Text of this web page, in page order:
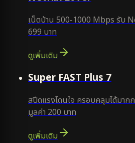
เน็ตบ้าน 500-1000 Mbps รับ
699 บาท
ดูเพิ่มเติม
Super FAST Plus 7
สปีดแรงโดนใจ ครอบคลุมได้มา
มูลค่า 200 บาท
ดูเพิ่มเติม